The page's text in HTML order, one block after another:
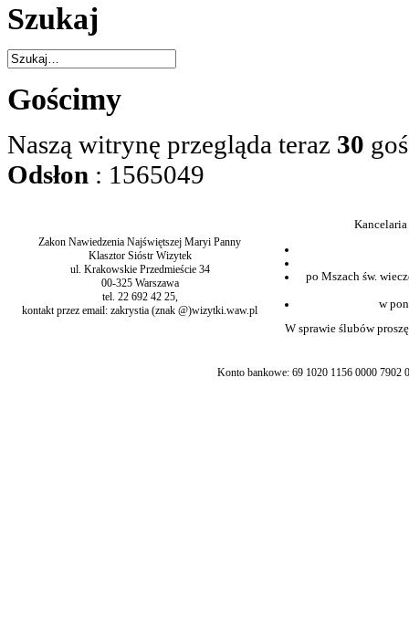
Szukaj
Gościmy
Naszą witrynę przegląda teraz 30
Odsłon : 1565049
Zakon Nawiedzenia Najświętszej Maryi Panny
Klasztor Sióstr Wizytek
ul. Krakowskie Przedmieście 34
00-325 Warszawa
tel. 22 692 42 25,
kontakt przez email: zakrystia (znak @)wizytki.waw.pl
po Mszach św.
w
W sprawie ślubów
Konto bankowe: 69 1020 1156 0000 7902